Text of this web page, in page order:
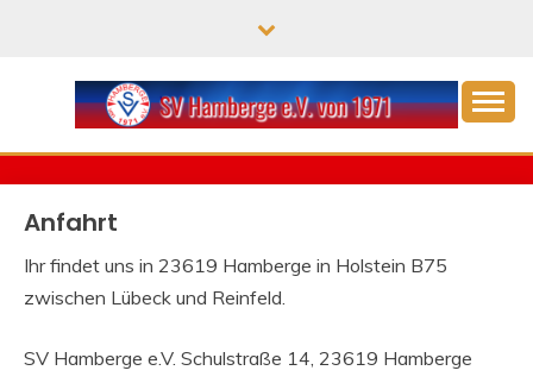
SPORTVEREIN
HAMBERGE
Anfahrt
Ihr findet uns in 23619 Hamberge in Holstein B75
zwischen Lübeck und Reinfeld.
SV Hamberge e.V. Schulstraße 14, 23619 Hamberge